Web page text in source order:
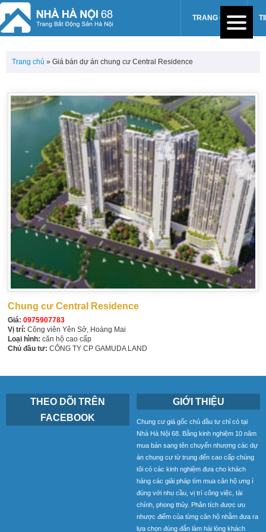
TRANG CHỦ
Trang chủ » Giá bán dự án chung cư Central Residence
Chung cư Central Residence
Giá: 0975907783
Vị trí: Công viên Yên Sở, Hoàng Mai
Loại hình: căn hộ cao cấp
Chủ đầu tư: CÔNG TY CP GAMUDA LAND
THEO DÕI TRÊN
FACEBOOK
GIỚI THIỆU
Chung cư giá gốc chủ đầu tư chỉ có tại
Nhà Hà Nội 68. Bằng kinh nghiệm 10 năm
mua bán sang tên chuyển nhượng các dự
án chung cư từ trung đến cao cấp chúng
tôi có các kinh nghiệm đưa cho khách
hàng các giải pháp tìm mua căn hộ ưng í
đúng với nhu cầu, vị trí công việc, tài
chính, phong thủy. Phân tích được ưu
nhược điểm của từng căn hộ nhằm đưa ra
lựa chọn đúng đắn làm hài lòng khách